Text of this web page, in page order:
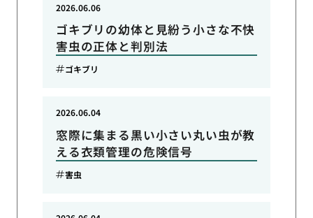
ゴキブリの幼体と見紛う小さな不快
害虫の正体と判別法
2026.06.06
ゴキブリ
窓際に集まる黒い小さい丸い虫が教
える衣類管理の危険信号
2026.06.04
害虫